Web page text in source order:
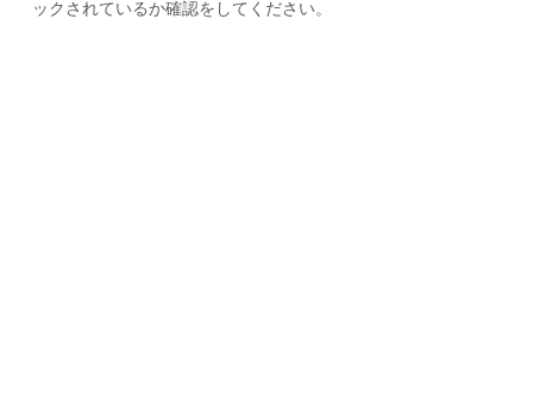
ックされているか確認をしてください。